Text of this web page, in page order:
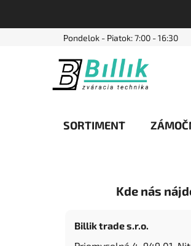
Pondelok - Piatok: 7:00 - 16:30
SORTIMENT
Kde nás
Billik trade s.r.o.